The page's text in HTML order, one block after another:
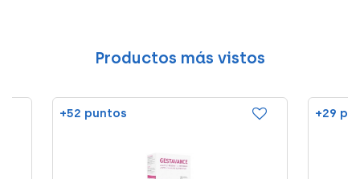
Productos más vistos
+52 puntos +29